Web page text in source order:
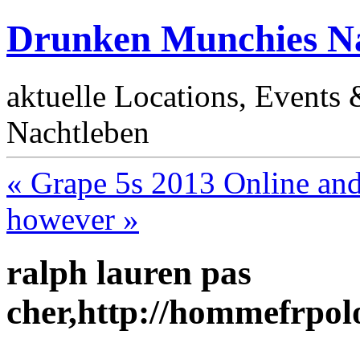
Drunken Munchies
aktuelle Locations, Events
Nachtleben
« Grape 5s 2013 Online
however »
ralph lauren pas
cher,http://